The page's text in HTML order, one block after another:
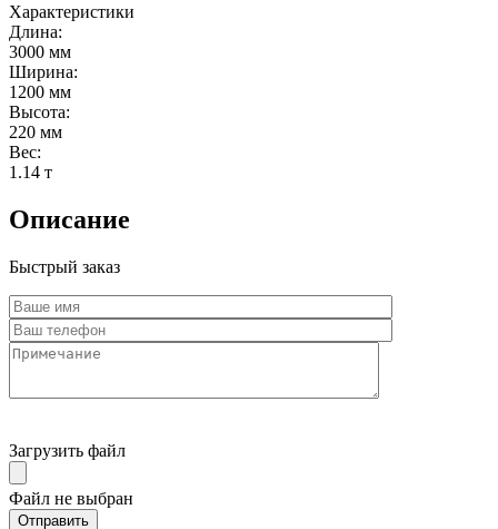
Характеристики
Длина:
3000 мм
Ширина:
1200 мм
Высота:
220 мм
Вес:
1.14 т
Описание
Быстрый заказ
Загрузить файл
Файл не выбран